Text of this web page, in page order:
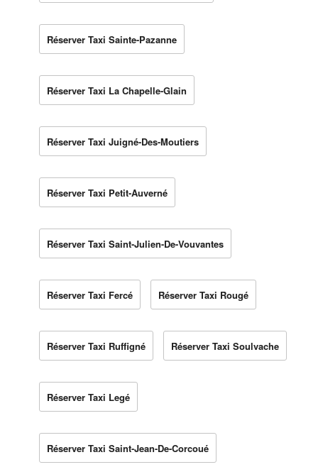
Réserver Taxi Sainte-Pazanne
Réserver Taxi La Chapelle-Glain
Réserver Taxi Juigné-Des-Moutiers
Réserver Taxi Petit-Auverné
Réserver Taxi Saint-Julien-De-Vouvantes
Réserver Taxi Fercé Réserver Taxi Rougé
Réserver Taxi Ruffigné Réserver Taxi Soulvache
Réserver Taxi Legé
Réserver Taxi Saint-Jean-De-Corcoué